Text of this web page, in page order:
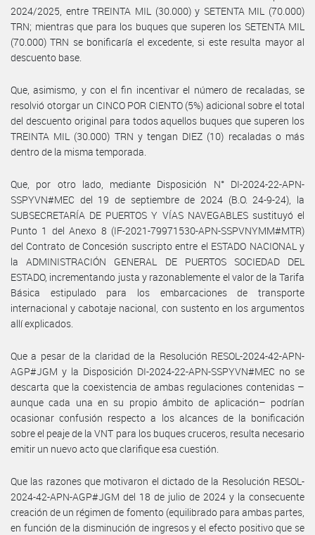
2024/2025, entre TREINTA MIL (30.000) y SETENTA MIL (70.000)
TRN; mientras que para los buques que superen los SETENTA MIL
(70.000) TRN se bonificaría el excedente, si este resulta mayor al
descuento base.
Que, asimismo, y con el fin incentivar el número de recaladas, se
resolvió otorgar un CINCO POR CIENTO (5%) adicional sobre el total
del descuento original para todos aquellos buques que superen los
TREINTA MIL (30.000) TRN y tengan DIEZ (10) recaladas o más
dentro de la misma temporada.
Que, por otro lado, mediante Disposición N° DI-2024-22-APN-
SSPYVN#MEC del 19 de septiembre de 2024 (B.O. 24-9-24), la
SUBSECRETARÍA DE PUERTOS Y VÍAS NAVEGABLES sustituyó el
Punto 1 del Anexo 8 (IF-2021-79971530-APN-SSPVNYMM#MTR)
del Contrato de Concesión suscripto entre el ESTADO NACIONAL y
la ADMINISTRACIÓN GENERAL DE PUERTOS SOCIEDAD DEL
ESTADO, incrementando justa y razonablemente el valor de la Tarifa
Básica estipulado para los embarcaciones de transporte
internacional y cabotaje nacional, con sustento en los argumentos
allí explicados.
Que a pesar de la claridad de la Resolución RESOL-2024-42-APN-
AGP#JGM y la Disposición DI-2024-22-APN-SSPYVN#MEC no se
descarta que la coexistencia de ambas regulaciones contenidas –
aunque cada una en su propio ámbito de aplicación– podrían
ocasionar confusión respecto a los alcances de la bonificación
sobre el peaje de la VNT para los buques cruceros, resulta necesario
emitir un nuevo acto que clarifique esa cuestión.
Que las razones que motivaron el dictado de la Resolución RESOL-
2024-42-APN-AGP#JGM del 18 de julio de 2024 y la consecuente
creación de un régimen de fomento (equilibrado para ambas partes,
en función de la disminución de ingresos y el efecto positivo que se